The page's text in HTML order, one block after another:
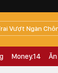
Vượt Ngàn
Money.14